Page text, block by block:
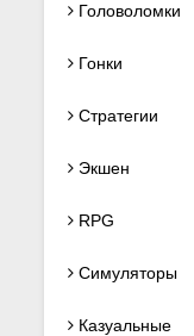
Головоломки
Гонки
Стратегии
Экшен
RPG
Симуляторы
Казуальные